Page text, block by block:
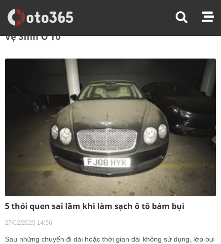
Trang Chủ Vệ Sinh Ô Tô
Vệ Sinh Ô Tô
5 thói quen sai lầm khi làm sạch ô tô bám bụi
27/02/2025 14:56
Sau những chuyến đi dài hoặc thời gian dài không sử dụng, lớp bụi